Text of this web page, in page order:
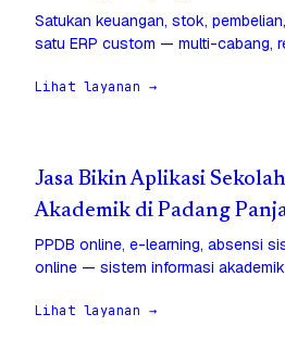
Satukan keuangan, stok,
satu ERP custom — multi-cabang,
Lihat layanan →
Jasa Bikin Aplikasi
Akademik di Padang
PPDB online, e-learning, absensi
online — sistem informasi
Lihat layanan →